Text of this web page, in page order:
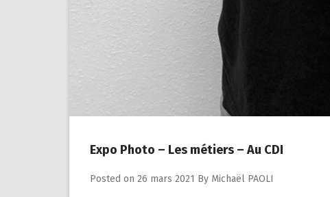
Expo Photo – Les métiers – Au CDI
Posted on 26 mars 2021 By Michaël PAOLI